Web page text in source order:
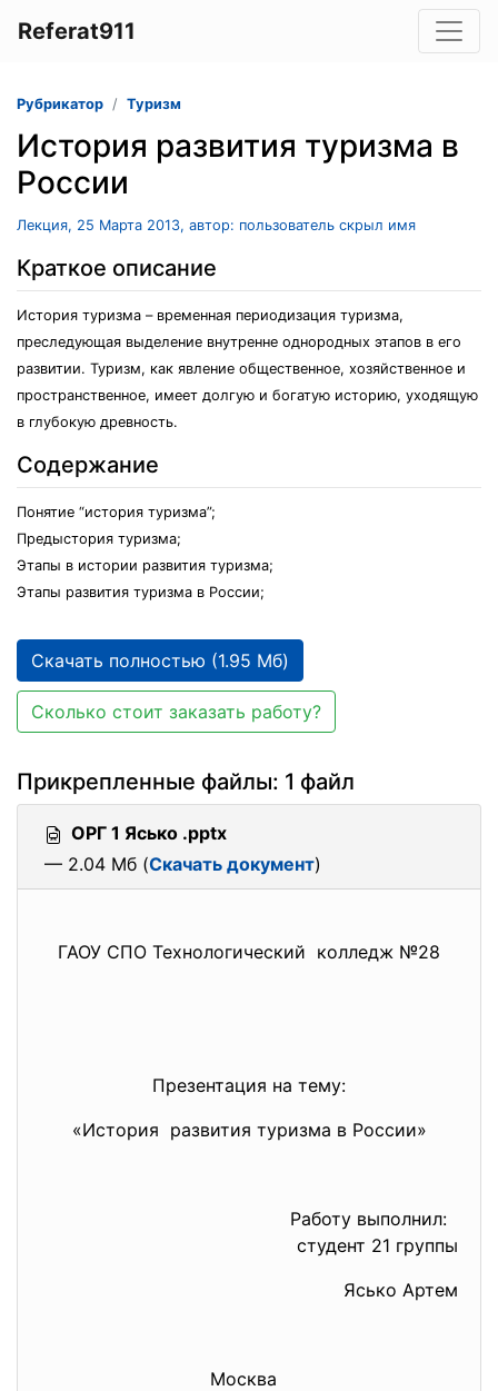
Referat911
Рубрикатор Туризм
История развития туризма в
России
Лекция, 25 Марта 2013, автор: пользователь скрыл имя
Краткое описание
История туризма – временная периодизация туризма,
преследующая выделение внутренне однородных этапов в его
развитии. Туризм, как явление общественное, хозяйственное и
пространственное, имеет долгую и богатую историю, уходящую
в глубокую древность.
Содержание
Понятие “история туризма”;
Предыстория туризма;
Этапы в истории развития туризма;
Этапы развития туризма в России;
Скачать полностью (1.95 Мб)
Сколько стоит заказать работу?
Прикрепленные файлы: 1 файл
ОРГ 1 Ясько .pptx
— 2.04 Мб (Скачать документ)
ГАОУ СПО Технологический колледж №28
Презентация на тему:
«История развития туризма в России»
Работу выполнил:
студент 21 группы
Ясько Артем
Москва